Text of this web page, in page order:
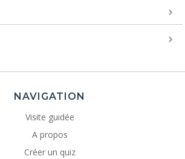
NAVIGATION
Visite guidée
A propos
Créer un quiz